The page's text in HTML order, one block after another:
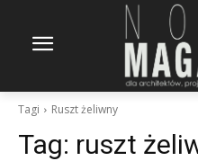
Tagi Ruszt żeliwny
Tag: ruszt